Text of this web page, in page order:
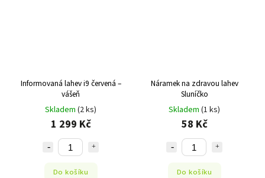
Informovaná lahev i9 červená –
vášeň
Skladem (2 ks)
1 299 Kč
Do košíku
Náramek na zdravou lahev
Sluníčko
Skladem (1 ks)
58 Kč
Do košíku